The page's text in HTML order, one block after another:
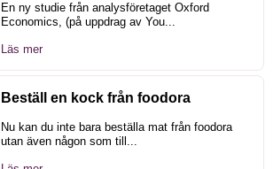
En ny studie från analysföretaget Oxford
Economics, (på uppdrag av You...
Läs mer
Beställ en kock från foodora
Nu kan du inte bara beställa mat från foodora
utan även någon som till...